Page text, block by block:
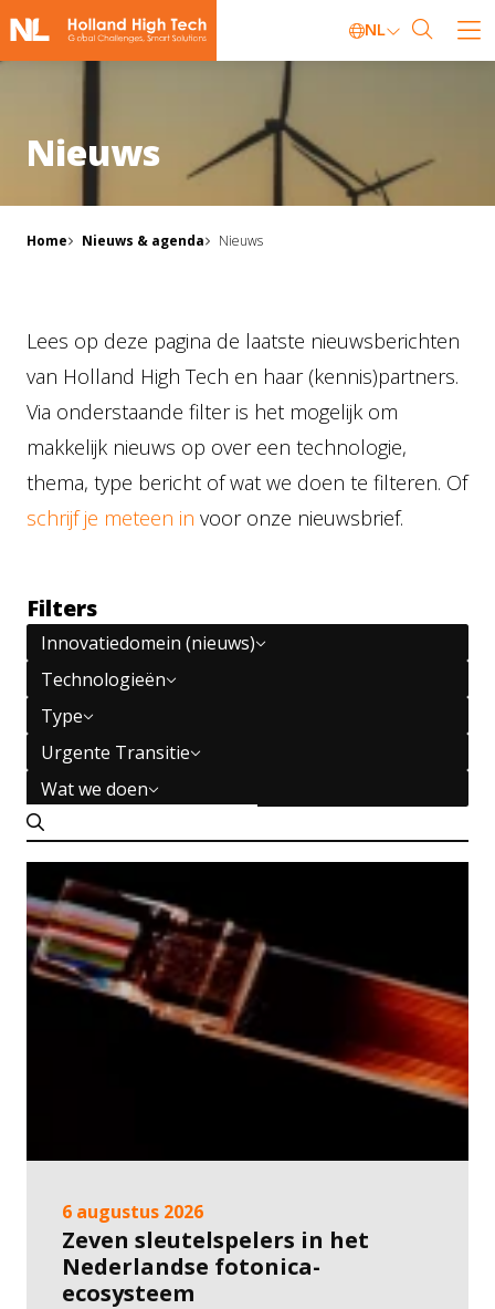
NL
Nieuws
Home Nieuws & agenda Nieuws
Lees op deze pagina de laatste nieuwsberichten
van Holland High Tech en haar (kennis)partners.
Via onderstaande filter is het mogelijk om
makkelijk nieuws op over een technologie,
thema, type bericht of wat we doen te filteren. Of
schrijf je meteen in voor onze nieuwsbrief.
Filters
Innovatiedomein (nieuws)
Technologieën
Type
Urgente Transitie
Wat we doen
6 augustus 2026
Zeven sleutelspelers in het
Nederlandse fotonica-
ecosysteem